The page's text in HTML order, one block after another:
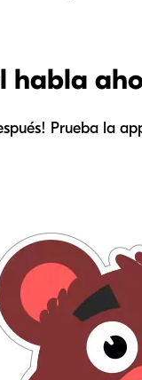
habla
Prueba la